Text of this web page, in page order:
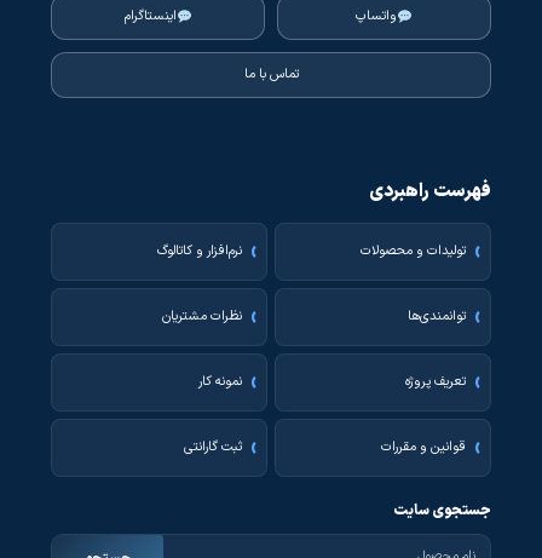
واتساپ اینستاگرام
تماس با ما
فهرست راهبردی
تولیدات و محصولات نرم‌افزار و کاتالوگ
توانمندی‌ها نظرات مشتریان
تعریف پروژه نمونه کار
قوانین و مقررات ثبت گارانتی
جستجوی سایت